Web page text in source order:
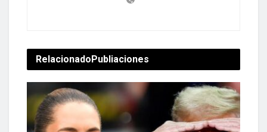
RelacionadoPubliaciones